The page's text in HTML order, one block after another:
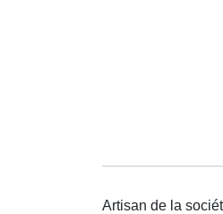
Artisan de la